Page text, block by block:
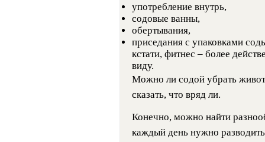
употребление внутрь,
содовые ванны,
обертывания,
приседания с упаковками
кстати, фитнес – более
виду.
Можно ли содой убрать
сказать, что вряд ли.
Конечно, можно найти
каждый день нужно